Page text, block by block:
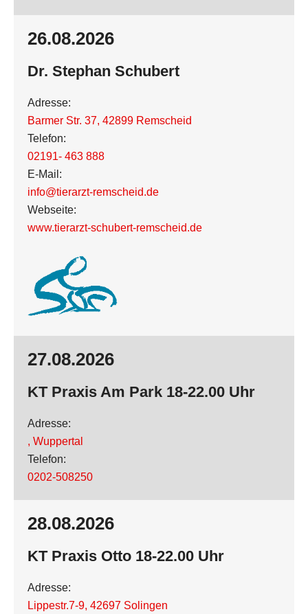
26.08.2026
Dr. Stephan Schubert
Adresse:
Barmer Str. 37, 42899 Remscheid
Telefon:
02191- 463 888
E-Mail:
info@tierarzt-remscheid.de
Webseite:
www.tierarzt-schubert-remscheid.de
27.08.2026
KT Praxis Am Park 18-22.00 Uhr
Adresse:
, Wuppertal
Telefon:
0202-508250
28.08.2026
KT Praxis Otto 18-22.00 Uhr
Adresse:
Lippestr.7-9, 42697 Solingen